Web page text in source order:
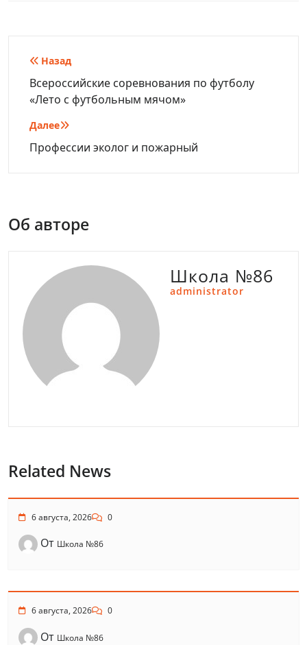
Навигация
по
записям
Назад
Всероссийские соревнования по футболу
«Лето с футбольным мячом»
Далее
Профессии эколог и пожарный
Об авторе
Школа №86
administrator
Related News
6 августа, 2026 0
От Школа №86
6 августа, 2026 0
От Школа №86